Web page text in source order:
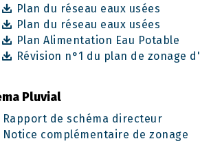
Plan du réseau eaux usées
Plan du réseau eaux usées
Plan Alimentation Eau Potable
Révision n°1 du plan de zonage
Pluvial
Rapport de schéma directeur
Notice complémentaire de zonage